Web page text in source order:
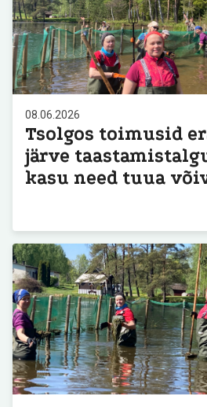
08.06.2026
Tsolgos toimusid
järve
kasu need tuua